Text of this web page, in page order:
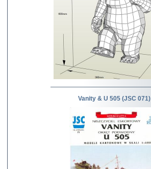
Vanity & U 505 (JSC 071)